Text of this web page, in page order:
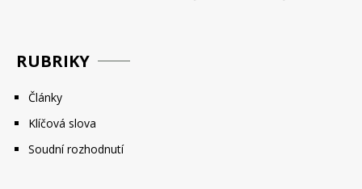
RUBRIKY
Články
Klíčová slova
Soudní rozhodnutí